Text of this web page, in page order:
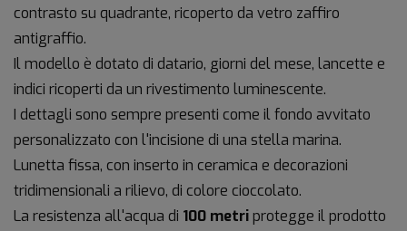
contrasto su quadrante, ricoperto da vetro zaffiro
antigraffio.
Il modello è dotato di datario, giorni del mese, lancette e
indici ricoperti da un rivestimento luminescente.
I dettagli sono sempre presenti come il fondo avvitato
personalizzato con l'incisione di una stella marina.
Lunetta fissa, con inserto in ceramica e decorazioni
tridimensionali a rilievo, di colore cioccolato.
La resistenza all'acqua di 100 metriprotegge il prodotto